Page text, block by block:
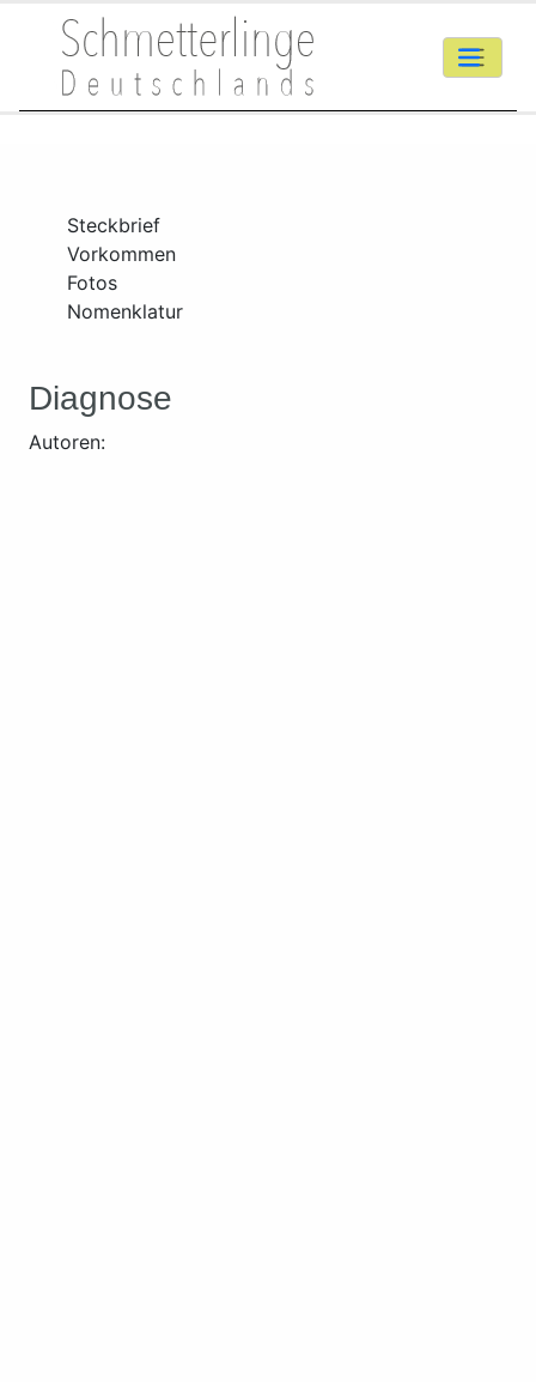
Steckbrief
Vorkommen
Fotos
Nomenklatur
Diagnose
Autoren: